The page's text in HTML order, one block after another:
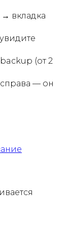
→ вкладка
(от 2
— он